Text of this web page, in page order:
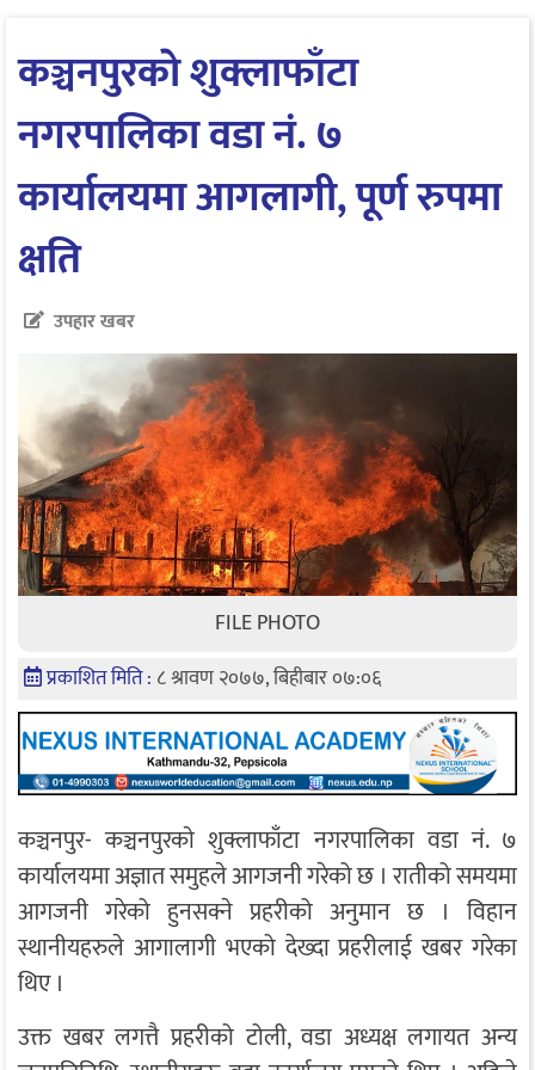
कञ्चनपुरकाे शुक्लाफाँटा
नगरपालिका वडा नं. ७
कार्यालयमा आगलागी, पूर्ण रुपमा
क्षति
उपहार खबर
FILE PHOTO
प्रकाशित मिति : ८ श्रावण २०७७, बिहीबार ०७:०६
कञ्चनपुर- कञ्चनपुरकाे शुक्लाफाँटा नगरपालिका वडा नं. ७
कार्यालयमा अज्ञात समुहले आगजनी गरेको छ । रातीको समयमा
आगजनी गरेको हुनसक्ने प्रहरीको अनुमान छ । विहान
स्थानीयहरुले आगालागी भएको देख्दा प्रहरीलाई खबर गरेका
थिए ।
उक्त खबर लगत्तै प्रहरीको टोली, वडा अध्यक्ष लगायत अन्य